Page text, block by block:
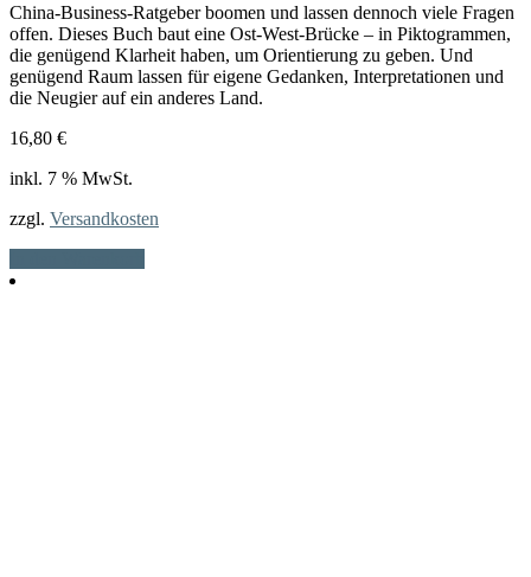
China-Business-Ratgeber boomen und lassen dennoch viele Fragen
offen. Dieses Buch baut eine Ost-West-Brücke – in Piktogrammen,
die genügend Klarheit haben, um Orientierung zu geben. Und
genügend Raum lassen für eigene Gedanken, Interpretationen und
die Neugier auf ein anderes Land.
16,80 €
inkl. 7 % MwSt.
zzgl. Versandkosten